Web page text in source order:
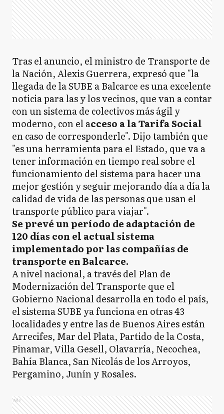
Tras el anuncio, el ministro de Transporte de
la Nación, Alexis Guerrera, expresó que "la
llegada de la SUBE a Balcarce es una excelente
noticia para las y los vecinos, que van a contar
con un sistema de colectivos más ágil y
moderno, con el acceso a la Tarifa Social
en caso de corresponderle". Dijo también que
"es una herramienta para el Estado, que va a
tener información en tiempo real sobre el
funcionamiento del sistema para hacer una
mejor gestión y seguir mejorando día a día la
calidad de vida de las personas que usan el
transporte público para viajar".
Se prevé un período de adaptación de
120 días con el actual sistema
implementado por las compañías de
transporte en Balcarce.
A nivel nacional, a través del Plan de
Modernización del Transporte que el
Gobierno Nacional desarrolla en todo el país,
el sistema SUBE ya funciona en otras 43
localidades y entre las de Buenos Aires están
Arrecifes, Mar del Plata, Partido de la Costa,
Pinamar, Villa Gesell, Olavarría, Necochea,
Bahía Blanca, San Nicolás de los Arroyos,
Pergamino, Junín y Rosales.
Ads